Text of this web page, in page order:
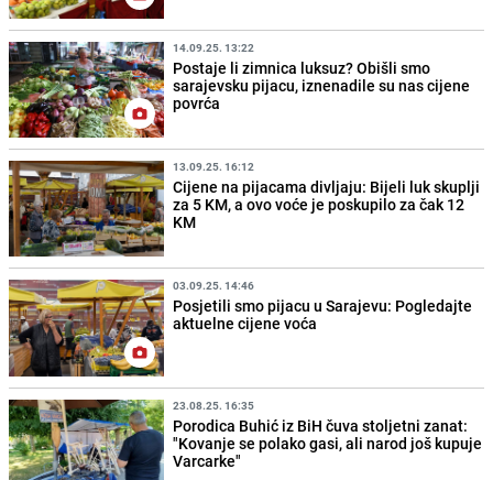
14.09.25. 13:22
Postaje li zimnica luksuz? Obišli smo
sarajevsku pijacu, iznenadile su nas cijene
povrća
13.09.25. 16:12
Cijene na pijacama divljaju: Bijeli luk skuplji
za 5 KM, a ovo voće je poskupilo za čak 12
KM
03.09.25. 14:46
Posjetili smo pijacu u Sarajevu: Pogledajte
aktuelne cijene voća
23.08.25. 16:35
Porodica Buhić iz BiH čuva stoljetni zanat:
"Kovanje se polako gasi, ali narod još kupuje
Varcarke"